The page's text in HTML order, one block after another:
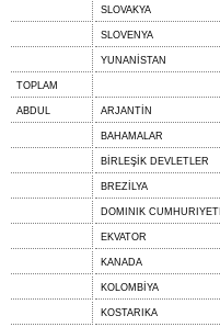
SLOVAKYA
SLOVENYA
YUNANİSTAN
TOPLAM
ABDUL ARJANTİN
BAHAMALAR
BİRLEŞİK DEVLETLER
BREZİLYA
DOMINIK CUMHURIYETI
EKVATOR
KANADA
KOLOMBİYA
KOSTARIKA